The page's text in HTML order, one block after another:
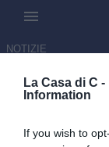
La Casa di C -
Information
If you wish to
NOTIZIE
giugno